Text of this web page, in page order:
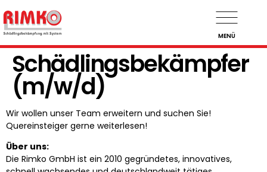
MENÜ
Schädlingsbekämpfer
(m/w/d)
Wir wollen unser Team erweitern und suchen Sie!
Quereinsteiger gerne weiterlesen!
Über uns:
Die Rimko GmbH ist ein 2010 gegründetes, innovatives,